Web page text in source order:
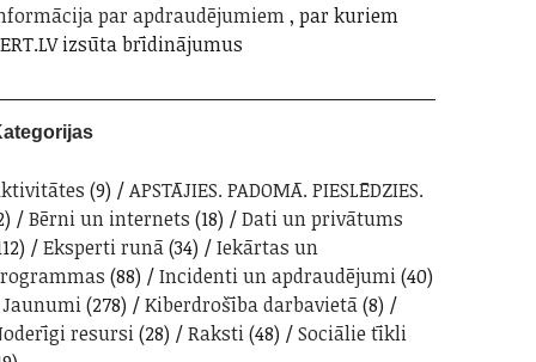
par apdraudējumiem, par kuriem
izsūta brīdinājumus
(9)
APSTĀJIES. PADOMĀ. PIESLĒDZIES.
Bērni un internets (18)
Dati un privātums
Eksperti runā(34)
Iekārtas un
(88) Incidenti un apdraudējumi(40)
Jaunumi(278) Kiberdrošība darbavietā(8)
resursi(28) Raksti(48)
Sociālie tīkli